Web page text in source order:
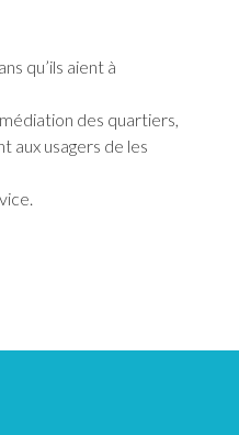
qu’ils aient à
des quartiers,
aux usagers de les